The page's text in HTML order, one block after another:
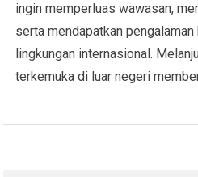
ingin memperluas wawasan,
serta mendapatkan
lingkungan internasional.
terkemuka di luar negeri